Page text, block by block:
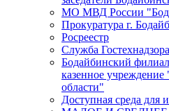
МО МВД России
Прокуратура г.
Росреестр
Служба
Бодайбинский
казенное
области"
Доступная среда для